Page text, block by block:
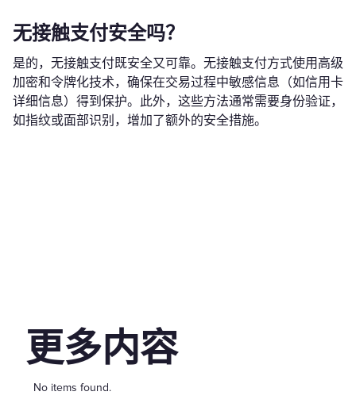
无接触支付安全吗？
是的，无接触支付既安全又可靠。无接触支付方式使用高级
加密和令牌化技术，确保在交易过程中敏感信息（如信用卡
详细信息）得到保护。此外，这些方法通常需要身份验证，
如指纹或面部识别，增加了额外的安全措施。
更多内容
No items found.